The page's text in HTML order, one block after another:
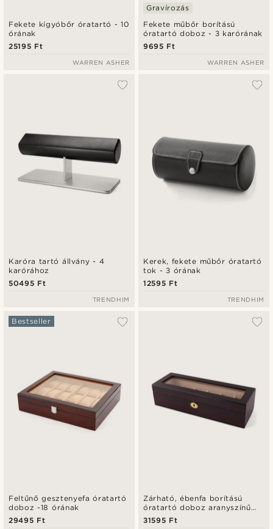
Fekete kígyóbőr óratartó - 10
órának
25195 Ft
WARREN ASHER
Fekete műbőr borítású
óratartó doboz - 3 karórának
Gravírozás
9695 Ft
WARREN ASHER
Karóra tartó állvány - 4
karórához
50495 Ft
TRENDHIM
Kerek, fekete műbőr óratartó
tok - 3 órának
12595 Ft
TRENDHIM
Feltűnő gesztenyefa óratartó
doboz -18 órának
Bestseller
29495 Ft
Zárható, ébenfa borítású
óratartó doboz aranyszínű
fémzárral - 6 órának
31595 Ft